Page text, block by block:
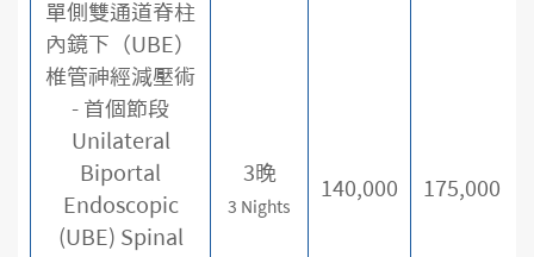
單側雙通道脊柱
內鏡下（UBE）
椎管神經減壓術
- 首個節段
Unilateral
Biportal
Endoscopic
(UBE) Spinal
3晚
3 Nights
140,000 175,000